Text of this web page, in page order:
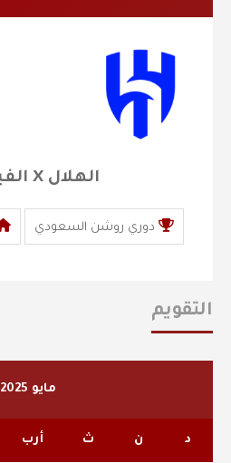
الهلال X الفيصلي
دوري روشن السعودي
التقويم
مايو 2025
د ن ث أرب